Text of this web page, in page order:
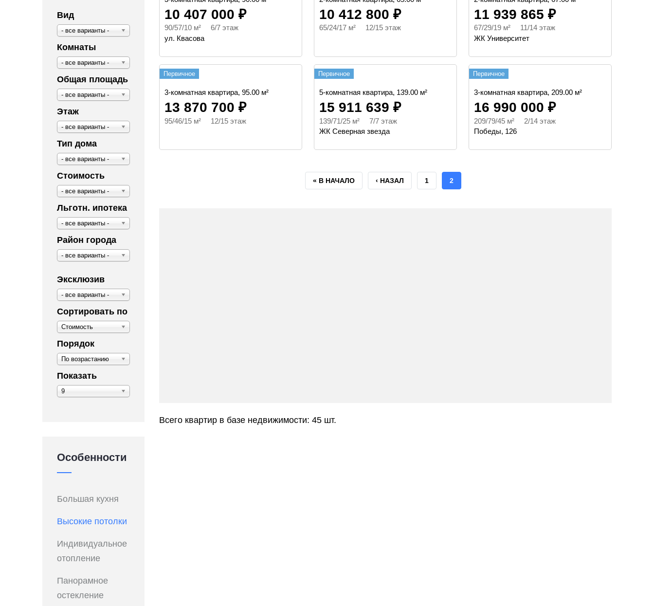
10 407 000 ₽
90/57/10 м² 6/7 этаж
ул. Квасова
10 412 800 ₽
65/24/17 м² 12/15 этаж
11 939 865 ₽
67/29/19 м² 11/14 этаж
ЖК Университет
Первичное
3-комнатная квартира, 95.00 м²
13 870 700 ₽
95/46/15 м² 12/15 этаж
Первичное
5-комнатная квартира, 139.00 м²
15 911 639 ₽
139/71/25 м² 7/7 этаж
ЖК Северная звезда
Первичное
3-комнатная квартира, 209.00 м²
16 990 000 ₽
209/79/45 м² 2/14 этаж
Победы, 126
ПЕРВАЯ
« В НАЧАЛО ПРЕДЫДУЩАЯ
‹ НАЗАЛ СТРАНИЦА
1 ТЕКУЩАЯ
2
Всего квартир в базе недвижимости: 45 шт.
Вид
- все варианты -
Комнаты
- все варианты -
Общая площадь
- все варианты -
Этаж
- все варианты -
Тип дома
- все варианты -
Стоимость
- все варианты -
Льготн. ипотека
- все варианты -
Район города
- все варианты -
Эксклюзив
- все варианты -
Сортировать по
Стоимость
Порядок
По возрастанию
Показать
9
Особенности
Большая кухня
Высокие потолки
Индивидуальное
отопление
Панорамное
остекление